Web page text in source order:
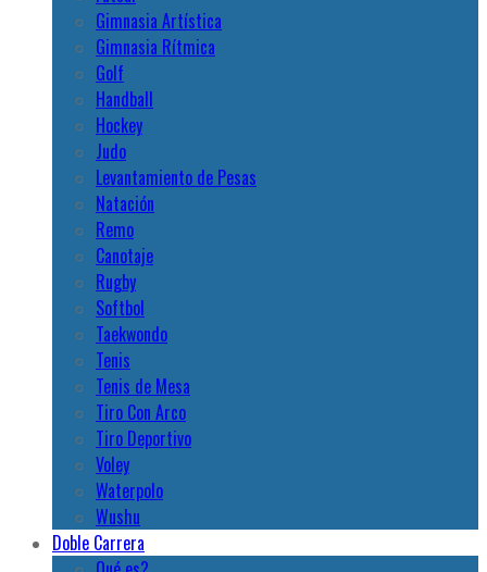
Gimnasia Artística
Gimnasia Rítmica
Golf
Handball
Hockey
Judo
Levantamiento de Pesas
Natación
Remo
Canotaje
Rugby
Softbol
Taekwondo
Tenis
Tenis de Mesa
Tiro Con Arco
Tiro Deportivo
Voley
Waterpolo
Wushu
Doble Carrera